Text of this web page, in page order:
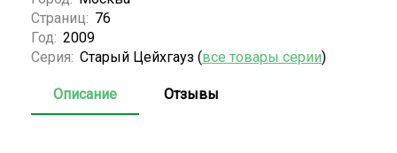
Страниц: 76
Год: 2009
Серия: Старый Цейхгауз (все товары серии)
Описание Отзывы